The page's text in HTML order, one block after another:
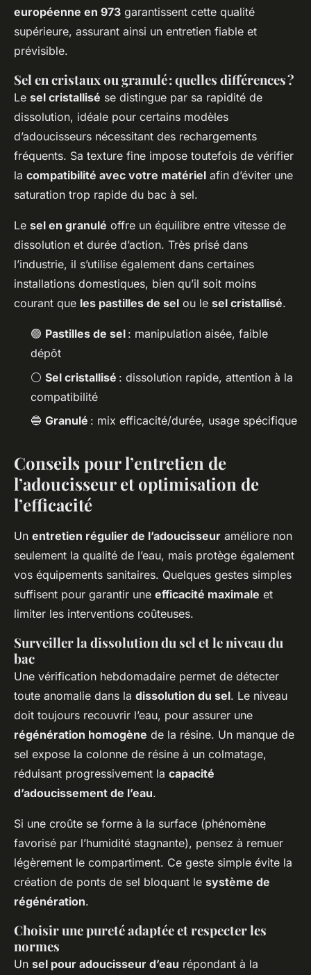
européenne en 973 garantissent cette qualité
supérieure, assurant ainsi un entretien fiable et
prévisible.
Sel en cristaux ou granulé : quelles différences ?
Le sel cristallisé se distingue par sa rapidité de
dissolution, idéale pour certains modèles
d’adoucisseurs nécessitant des rechargements
fréquents. Sa texture fine impose toutefois de vérifier
la compatibilité avec votre matériel afin d’éviter une
saturation trop rapide du bac à sel.
Le sel en granulé offre un équilibre entre vitesse de
dissolution et durée d’action. Très prisé dans
l’industrie, il s’utilise également dans certaines
installations domestiques, bien qu’il soit moins
courant que les pastilles de sel ou le sel cristallisé.
🟢 Pastilles de sel : manipulation aisée, faible
dépôt
⚪ Sel cristallisé : dissolution rapide, attention à la
compatibilité
🔵 Granulé : mix efficacité/durée, usage spécifique
Conseils pour l’entretien de
l’adoucisseur et optimisation de
l’efficacité
Un entretien régulier de l’adoucisseur améliore non
seulement la qualité de l’eau, mais protège également
vos équipements sanitaires. Quelques gestes simples
suffisent pour garantir une efficacité maximale et
limiter les interventions coûteuses.
Surveiller la dissolution du sel et le niveau du
bac
Une vérification hebdomadaire permet de détecter
toute anomalie dans la dissolution du sel. Le niveau
doit toujours recouvrir l’eau, pour assurer une
régénération homogène de la résine. Un manque de
sel expose la colonne de résine à un colmatage,
réduisant progressivement la capacité
d’adoucissement de l’eau.
Si une croûte se forme à la surface (phénomène
favorisé par l’humidité stagnante), pensez à remuer
légèrement le compartiment. Ce geste simple évite la
création de ponts de sel bloquant le système de
régénération.
Choisir une pureté adaptée et respecter les
normes
Un sel pour adoucisseur d’eau répondant à la